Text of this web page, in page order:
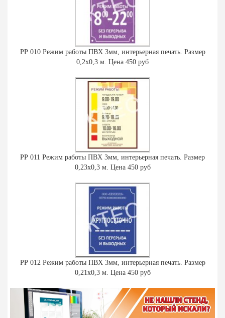
РР 010 Режим работы ПВХ 3мм, интерьерная печать. Размер
0,2х0,3 м. Цена 450 руб
РР 011 Режим работы ПВХ 3мм, интерьерная печать. Размер
0,23х0,3 м. Цена 450 руб
РР 012 Режим работы ПВХ 3мм, интерьерная печать. Размер
0,21х0,3 м. Цена 450 руб